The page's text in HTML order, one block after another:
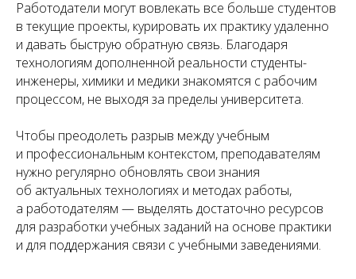
Работодатели могут вовлекать все больше студентов
в текущие проекты, курировать их практику удаленно
и давать быструю обратную связь. Благодаря
технологиям дополненной реальности студенты-
инженеры, химики и медики знакомятся с рабочим
процессом, не выходя за пределы университета.
Чтобы преодолеть разрыв между учебным
и профессиональным контекстом, преподавателям
нужно регулярно обновлять свои знания
об актуальных технологиях и методах работы,
а работодателям — выделять достаточно ресурсов
для разработки учебных заданий на основе практики
и для поддержания связи с учебными заведениями.